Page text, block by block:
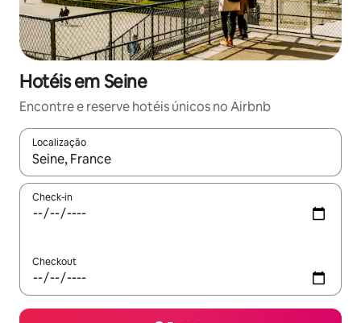
Hotéis em Seine
Encontre e reserve hotéis únicos no Airbnb
Localização
Quando os resultados estiverem disponíveis, explore-os
Check-in
Checkout